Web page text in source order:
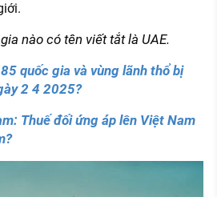
nào có tên viết tắt là UAE.
quốc gia và vùng lãnh thổ bị
2 4 2025?
Thuế đối ứng áp lên Việt Nam